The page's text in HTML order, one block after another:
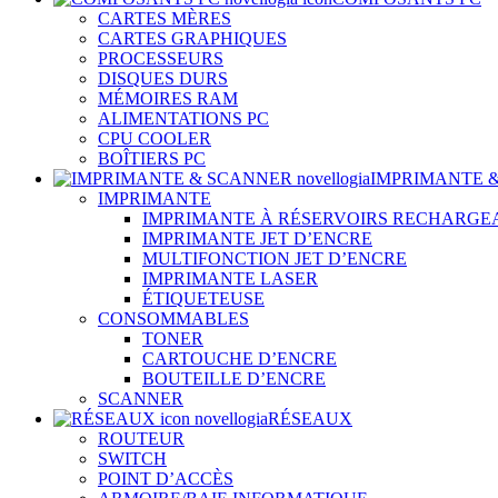
CARTES MÈRES
CARTES GRAPHIQUES
PROCESSEURS
DISQUES DURS
MÉMOIRES RAM
ALIMENTATIONS PC
CPU COOLER
BOÎTIERS PC
IMPRIMANTE
IMPRIMANTE
IMPRIMANTE À RÉSERVOIRS
IMPRIMANTE JET D’ENCRE
MULTIFONCTION JET D’ENCRE
IMPRIMANTE LASER
ÉTIQUETEUSE
CONSOMMABLES
TONER
CARTOUCHE D’ENCRE
BOUTEILLE D’ENCRE
SCANNER
RÉSEAUX
ROUTEUR
SWITCH
POINT D’ACCÈS